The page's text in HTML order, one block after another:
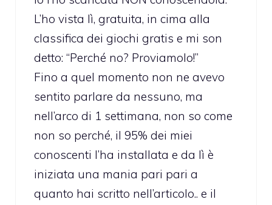
L’ho vista lì, gratuita, in cima alla
classifica dei giochi gratis e mi son
detto: “Perché no? Proviamolo!”
Fino a quel momento non ne avevo
sentito parlare da nessuno, ma
nell’arco di 1 settimana, non so come
non so perché, il 95% dei miei
conoscenti l’ha installata e da lì è
iniziata una mania pari pari a
quanto hai scritto nell’articolo.. e il